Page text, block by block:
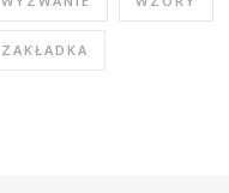
ZAKŁADKA